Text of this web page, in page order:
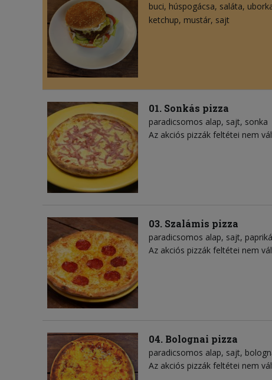
buci húspogácsa saláta
ketchup mustár sajt
01. Sonkás pizza
paradicsomos alap sajt sonka
Az akciós pizzák feltétei nem
03. Szalámis pizza
paradicsomos alap sajt
Az akciós pizzák feltétei nem
04. Bolognai pizza
paradicsomos alap sajt
Az akciós pizzák feltétei nem